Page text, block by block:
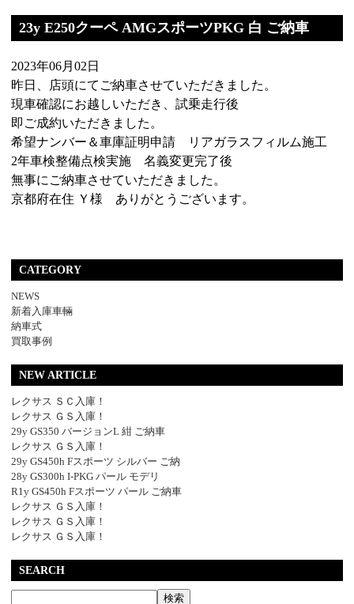
23y E250クーペ AMGスポーツPKG 白 ご納車
2023年06月02日
昨日、店頭にてご納車させていただきました。
現車確認にお越しいただき、試乗走行後
即ご成約いただきました。
希望ナンバー＆車庫証明申請 リアガラスフィルム施工
2年車検整備点検実施 名義変更完了後
無事にご納車させていただきました。
京都府在住 Ｙ様 ありがとうございます。
CATEGORY
NEWS
新着入庫車輛
納車式
買取事例
NEW ARTICLE
レクサス ＳＣ入庫！
レクサス ＧＳ入庫！
29y GS350 バージョンL 紺 ご納車
レクサス ＧＳ入庫！
29y GS450h Fスポーツ シルバー ご納
28y GS300h I-PKG パール モデリ
R1y GS450h Fスポーツ パール ご納車
レクサス ＧＳ入庫！
レクサス ＧＳ入庫！
レクサス ＧＳ入庫！
SEARCH